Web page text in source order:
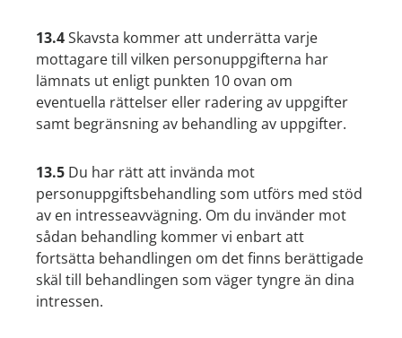
13.4Skavsta kommer att underrätta varje
mottagare till vilken personuppgifterna har
lämnats ut enligt punkten 10 ovan om
eventuella rättelser eller radering av uppgifter
samt begränsning av behandling av uppgifter.
13.5 Du har rätt att invända mot
personuppgiftsbehandling som utförs med stöd
av en intresseavvägning. Om du invänder mot
sådan behandling kommer vi enbart att
fortsätta behandlingen om det finns berättigade
skäl till behandlingen som väger tyngre än dina
intressen.